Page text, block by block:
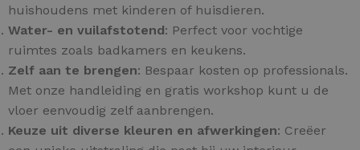
huishoudens met kinderen of huisdieren.
Water- en vuilafstotend: Perfect voor vochtige
ruimtes zoals badkamers en keukens.
Zelf aan te brengen: Bespaar kosten op professionals.
Met onze handleiding en gratis workshop kunt u de
vloer eenvoudig zelf aanbrengen.
Keuze uit diverse kleuren en afwerkingen: Creëer